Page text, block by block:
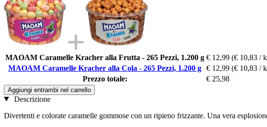
MAOAM Caramelle Kracher alla Frutta - 265 Pezzi, 1.200 g € 12,99 (€ 10,83 /
MAOAM Caramelle Kracher alla Cola - 265 Pezzi, 1.200 g € 12,99 (€ 10,83 /
Prezzo totale:
€ 25,98
Aggiungi entrambi nel carrello
Descrizione
Divertenti e colorate caramelle gommose con un ripieno frizzante. Una vera